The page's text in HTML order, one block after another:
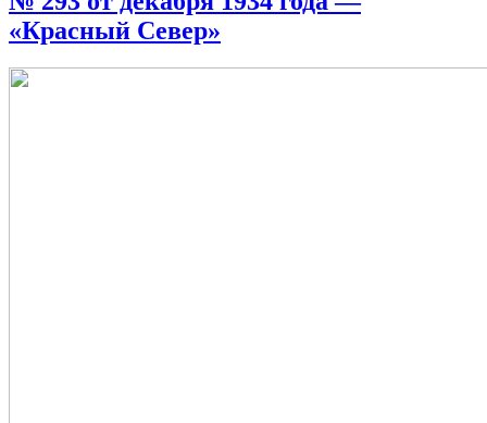
«Красный Север»